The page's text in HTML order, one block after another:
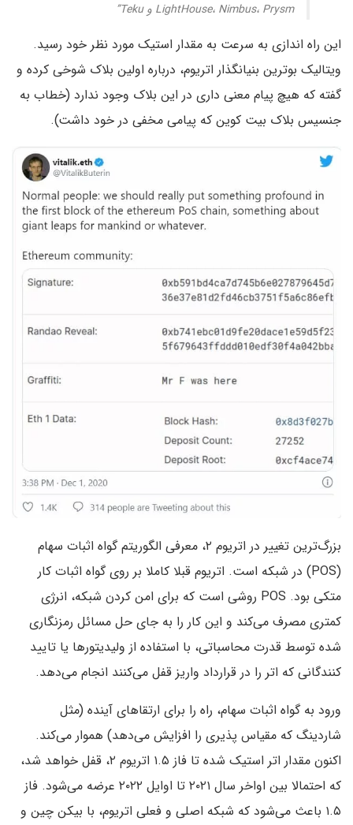
LightHouse، Nimbus، Prysm و Teku”
این راه اندازی به سرعت به مقدار استیک مورد نظر خود رسید.
ویتالیک بوترین بنیانگذار اتریوم، درباره اولین بلاک شوخی کرده و
گفته که هیچ پیام معنی داری در این بلاک وجود ندارد (خطاب به
جنسیس بلاک بیت کوین که پیامی مخفی در خود داشت).
بزرگ‌ترین تغییر در اتریوم ۲، معرفی الگوریتم گواه اثبات سهام
(POS) در شبکه است. اتریوم قبلا کاملا بر روی گواه اثبات کار
متکی بود. POS روشی است که برای امن کردن شبکه، انرژی
کمتری مصرف می‌کند و این کار را به جای حل مسائل رمزنگاری
شده توسط قدرت محاسباتی، با استفاده از ولیدیتورها یا تایید
کنندگانی که اتر را در قرارداد واریز قفل می‌کنند انجام می‌دهد.
ورود به گواه اثبات سهام، راه را برای ارتقاهای آینده (مثل
شاردینگ که مقیاس پذیری را افزایش می‌دهد) هموار می‌کند.
اکنون مقدار اتر استیک شده تا فاز ۱.۵ اتریوم ۲، قفل خواهد شد،
که احتمالا بین اواخر سال ۲۰۲۱ تا اوایل ۲۰۲۲ عرضه می‌شود. فاز
۱.۵ باعث می‌شود که شبکه اصلی و فعلی اتریوم، با بیکن چین و